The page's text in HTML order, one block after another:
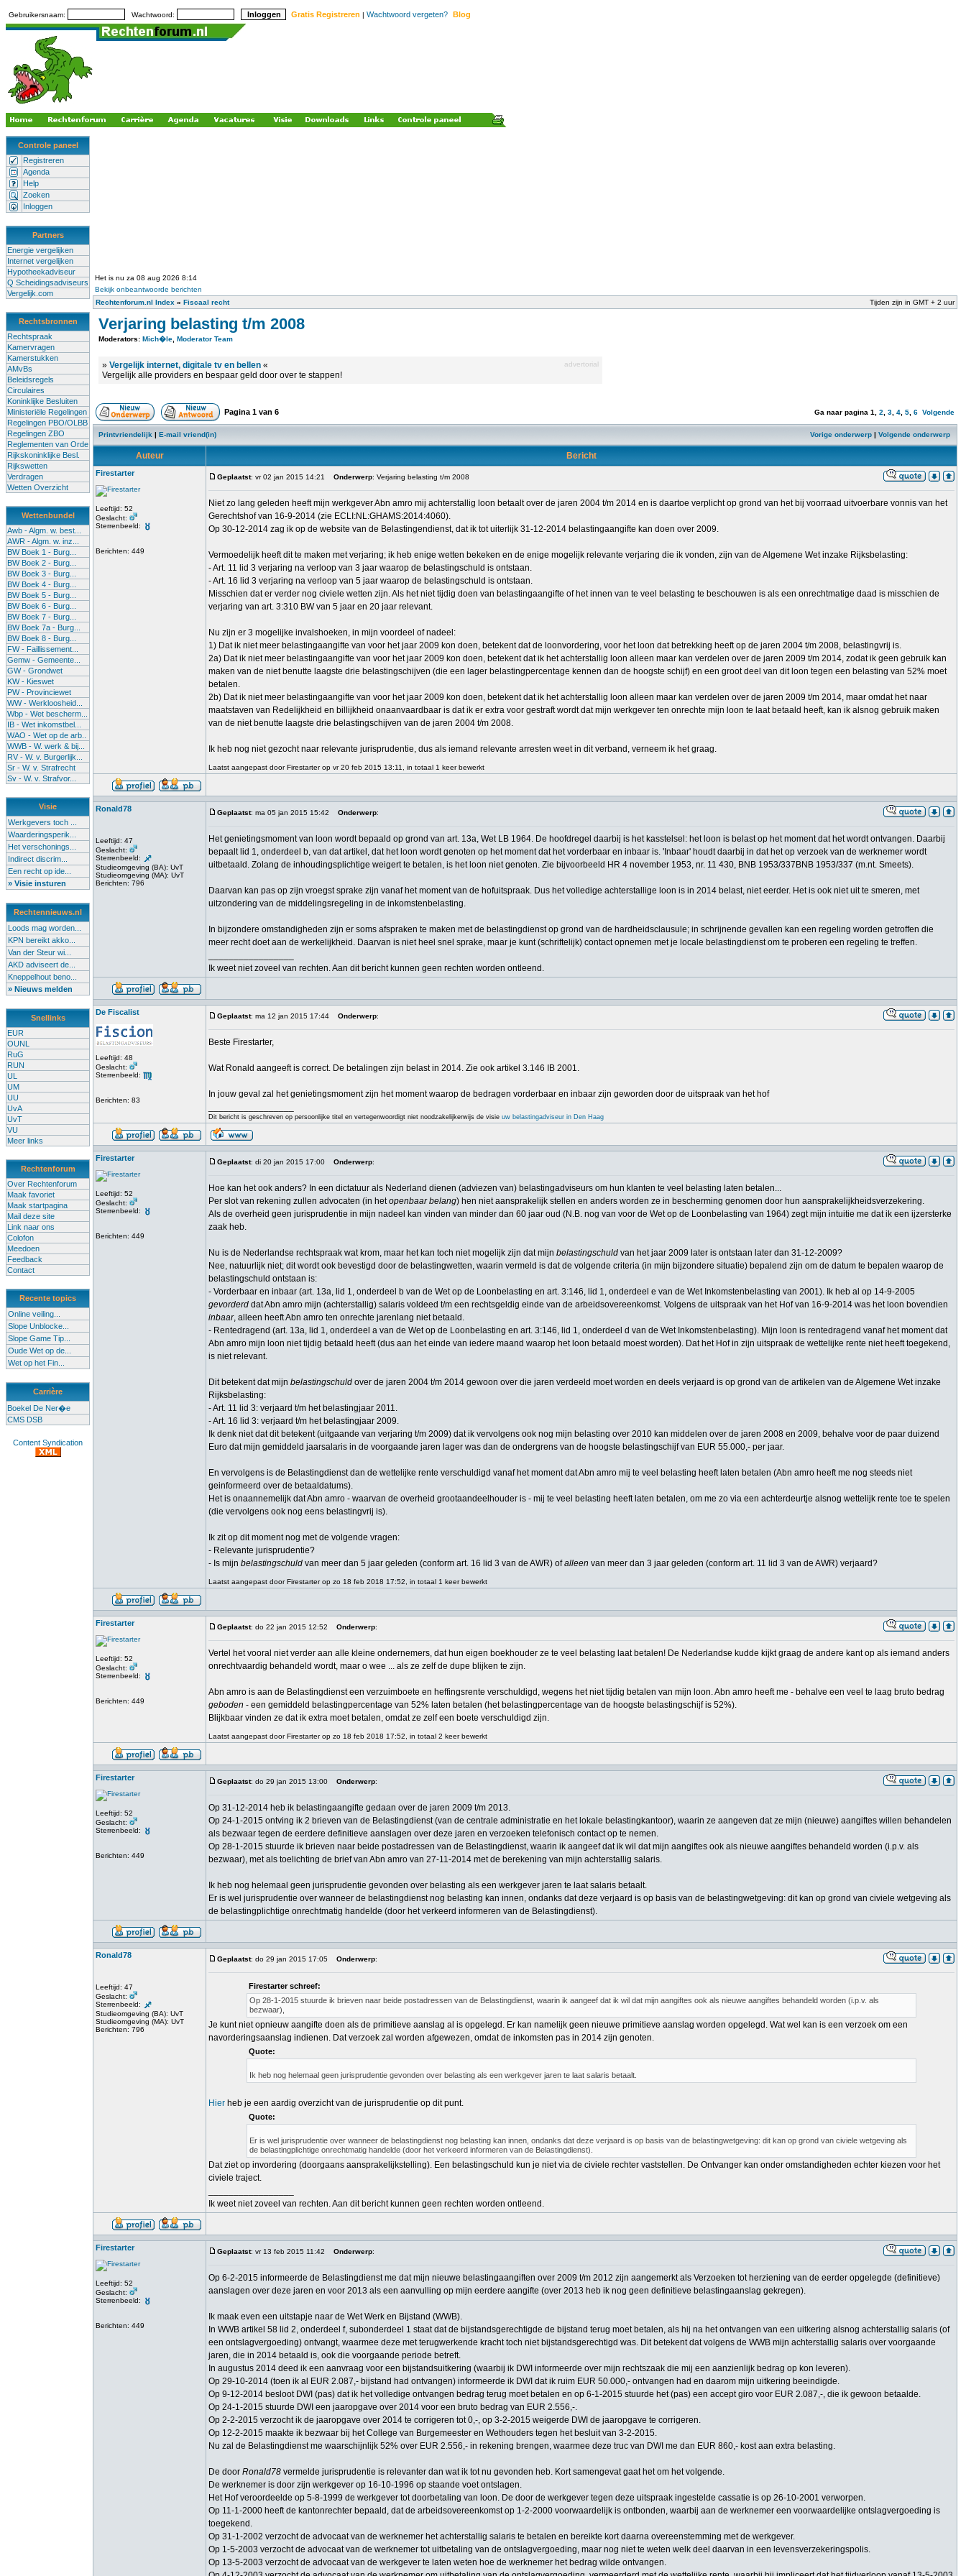
Gebruikersnaam: Wachtwoord: Gratis Registreren | Wachtwoord vergeten? Blog
Controle paneel
Registreren
Agenda
Help
Zoeken
Inloggen
Partners
Energie vergelijken
Internet vergelijken
Hypotheekadviseur
Q Scheidingsadviseurs
Vergelijk.com
Rechtsbronnen
Rechtspraak
Kamervragen
Kamerstukken
AMvBs
Beleidsregels
Circulaires
Koninklijke Besluiten
Ministeriële Regelingen
Regelingen PBO/OLBB
Regelingen ZBO
Reglementen van Orde
Rijkskoninklijke Besl.
Rijkswetten
Verdragen
Wetten Overzicht
Wettenbundel
Awb - Algm. w. best...
AWR - Algm. w. inz...
BW Boek 1 - Burg...
BW Boek 2 - Burg...
BW Boek 3 - Burg...
BW Boek 4 - Burg...
BW Boek 5 - Burg...
BW Boek 6 - Burg...
BW Boek 7 - Burg...
BW Boek 7a - Burg...
BW Boek 8 - Burg...
FW - Faillissement...
Gemw - Gemeente...
GW - Grondwet
KW - Kieswet
PW - Provinciewet
WW - Werkloosheid...
Wbp - Wet bescherm...
IB - Wet inkomstbel...
WAO - Wet op de arb..
WWB - W. werk & bij...
RV - W. v. Burgerlijk...
Sr - W. v. Strafrecht
Sv - W. v. Strafvor...
Visie
Werkgevers toch ...
Waarderingsperik...
Het verschonings...
Indirect discrim...
Een recht op ide...
» Visie insturen
Rechtennieuws.nl
Loods mag worden...
KPN bereikt akko...
Van der Steur wi...
AKD adviseert de...
Kneppelhout beno...
» Nieuws melden
Snellinks
EUR
OUNL
RuG
RUN
UL
UM
UU
UvA
UvT
VU
Meer links
Rechtenforum
Over Rechtenforum
Maak favoriet
Maak startpagina
Mail deze site
Link naar ons
Colofon
Meedoen
Feedback
Contact
Recente topics
Online veiling...
Slope Unblocke...
Slope Game Tip...
Oude Wet op de...
Wet op het Fin...
Carrière
Boekel De Ner�e
CMS DSB
Content Syndication
Het is nu za 08 aug 2026 8:14
Bekijk onbeantwoorde berichten
Rechtenforum.nl Index » Fiscaal recht Tijden zijn in GMT + 2 uur
Verjaring belasting t/m 2008
Moderators: Mich�le Moderator Team
» Vergelijk internet, digitale tv en bellen « advertorial
Vergelijk alle providers en bespaar geld door over te stappen!
Pagina 1 van 6 Ga naar pagina 1 2 3 4 5 6 Volgende
Printvriendelijk | E-mail vriend(in) Vorige onderwerp | Volgende onderwerp
Auteur Bericht
Firestarter
Leeftijd: 52
Geslacht:
Sterrenbeeld:
Berichten: 449
Geplaatst: vr 02 jan 2015 14:21 Onderwerp: Verjaring belasting t/m 2008
Niet zo lang geleden heeft mijn werkgever Abn amro mij achterstallig loon betaalt over de jaren 2004 t/m 2014 en is daartoe verplicht op grond van het bij voorraad uitvoerbare vonnis van het
Gerechtshof van 16-9-2014 (zie ECLI:NL:GHAMS:2014:4060).
Op 30-12-2014 zag ik op de website van de Belastingendienst, dat ik tot uiterlijk 31-12-2014 belastingaangifte kan doen over 2009.
Vermoedelijk heeft dit te maken met verjaring; ik heb enige wetten bekeken en de enige mogelijk relevante verjaring die ik vonden, zijn van de Algemene Wet inzake Rijksbelasting:
- Art. 11 lid 3 verjaring na verloop van 3 jaar waarop de belastingschuld is ontstaan.
- Art. 16 lid 3 verjaring na verloop van 5 jaar waarop de belastingschuld is ontstaan.
Misschien dat er verder nog civiele wetten zijn. Als het niet tijdig doen van belastingaangifte of het innen van te veel belasting te beschouwen is als een onrechtmatige daad is misschien de
verjaring van art. 3:310 BW van 5 jaar en 20 jaar relevant.
Nu zijn er 3 mogelijke invalshoeken, in mijn voordeel of nadeel:
1) Dat ik niet meer belastingaangifte van voor het jaar 2009 kon doen, betekent dat de loonvordering, voor het loon dat betrekking heeft op de jaren 2004 t/m 2008, belastingvrij is.
2a) Dat ik niet meer belastingaangifte van voor het jaar 2009 kon doen, betekent dat ik het achterstallig loon alleen maar kan verdelen over de jaren 2009 t/m 2014, zodat ik geen gebruik kan
maken van de niet benutte laagste drie belastingschijven (die een lager belastingpercentage kennen dan de hoogste schijf) en een groot deel van dit loon tegen een belasting van 52% moet
betalen.
2b) Dat ik niet meer belastingaangifte van voor het jaar 2009 kon doen, betekent dat ik het achterstallig loon alleen maar kan verdelen over de jaren 2009 t/m 2014, maar omdat het naar
maatstaven van Redelijkheid en billijkheid onaanvaardbaar is dat ik er extra voor gestraft wordt dat mijn werkgever ten onrechte mijn loon te laat betaald heeft, kan ik alsnog gebruik maken
van de niet benutte laagste drie belastingschijven van de jaren 2004 t/m 2008.
Ik heb nog niet gezocht naar relevante jurisprudentie, dus als iemand relevante arresten weet in dit verband, verneem ik het graag.
Laatst aangepast door Firestarter op vr 20 feb 2015 13:11, in totaal 1 keer bewerkt
Ronald78
Leeftijd: 47
Geslacht:
Sterrenbeeld:
Studieomgeving (BA): UvT
Studieomgeving (MA): UvT
Berichten: 796
Geplaatst: ma 05 jan 2015 15:42 Onderwerp:
Het genietingsmoment van loon wordt bepaald op grond van art. 13a, Wet LB 1964. De hoofdregel daarbij is het kasstelsel: het loon is belast op het moment dat het wordt ontvangen. Daarbij
bepaalt lid 1, onderdeel b, van dat artikel, dat het loon wordt genoten op het moment dat het vorderbaar en inbaar is. 'Inbaar' houdt daarbij in dat het op verzoek van de werknemer wordt
uitbetaald. Zolang de inhoudingsplichtige weigert te betalen, is het loon niet genoten. Zie bijvoorbeeld HR 4 november 1953, nr. 11 430, BNB 1953/337BNB 1953/337 (m.nt. Smeets).
Daarvan kan pas op zijn vroegst sprake zijn vanaf het moment van de hofuitspraak. Dus het volledige achterstallige loon is in 2014 belast, niet eerder. Het is ook niet uit te smeren, met
uitzondering van de middelingsregeling in de inkomstenbelasting.
In bijzondere omstandigheden zijn er soms afspraken te maken met de belastingdienst op grond van de hardheidsclausule; in schrijnende gevallen kan een regeling worden getroffen die
meer recht doet aan de werkelijkheid. Daarvan is niet heel snel sprake, maar je kunt (schriftelijk) contact opnemen met je locale belastingdienst om te proberen een regeling te treffen.
Ik weet niet zoveel van rechten. Aan dit bericht kunnen geen rechten worden ontleend.
De Fiscalist
Leeftijd: 48
Geslacht:
Sterrenbeeld:
Berichten: 83
Geplaatst: ma 12 jan 2015 17:44 Onderwerp:
Beste Firestarter,
Wat Ronald aangeeft is correct. De betalingen zijn belast in 2014. Zie ook artikel 3.146 IB 2001.
In jouw geval zal het genietingsmoment zijn het moment waarop de bedragen vorderbaar en inbaar zijn geworden door de uitspraak van het hof
Dit bericht is geschreven op persoonlijke titel en vertegenwoordigt niet noodzakelijkerwijs de visie uw belastingadviseur in Den Haag
Firestarter
Leeftijd: 52
Geslacht:
Sterrenbeeld:
Berichten: 449
Geplaatst: di 20 jan 2015 17:00 Onderwerp:
Hoe kan het ook anders? In een dictatuur als Nederland dienen (adviezen van) belastingadviseurs om hun klanten te veel belasting laten betalen...
Per slot van rekening zullen advocaten (in hetopenbaar belang) hen niet aansprakelijk stellen en anders worden ze in bescherming genomen door hun aansprakelijkheidsverzekering.
Als de overheid geen jurisprudentie in mijn nadeel kan vinden van minder dan 60 jaar oud (N.B. nog van voor de Wet op de Loonbelasting van 1964) zegt mijn intuitie me dat ik een ijzersterke
zaak heb.
Nu is de Nederlandse rechtspraak wat krom, maar het kan toch niet mogelijk zijn dat mijn belastingschuld van het jaar 2009 later is ontstaan later dan 31-12-2009?
Nee, natuurlijk niet; dit wordt ook bevestigd door de belastingwetten, waarin vermeld is dat de volgende criteria (in mijn bijzondere situatie) bepalend zijn om de datum te bepalen waarop de
belastingschuld ontstaan is:
- Vorderbaar en inbaar (art. 13a, lid 1, onderdeel b van de Wet op de Loonbelasting en art. 3:146, lid 1, onderdeel e van de Wet Inkomstenbelasting van 2001). Ik heb al op 14-9-2005
gevorderd dat Abn amro mijn (achterstallig) salaris voldeed t/m een rechtsgeldig einde van de arbeidsovereenkomst. Volgens de uitspraak van het Hof van 16-9-2014 was het loon bovendien
inbaar, alleen heeft Abn amro ten onrechte jarenlang niet betaald.
- Rentedragend (art. 13a, lid 1, onderdeel a van de Wet op de Loonbelasting en art. 3:146, lid 1, onderdeel d van de Wet Inkomstenbelasting). Mijn loon is rentedragend vanaf het moment dat
Abn amro mijn loon niet tijdig betaald heeft (dus aan het einde van iedere maand waarop het loon betaald moest worden). Dat het Hof in zijn uitspraak de wettelijke rente niet heeft toegekend,
is niet relevant.
Dit betekent dat mijn belastingschuld over de jaren 2004 t/m 2014 gewoon over die jaren verdeeld moet worden en deels verjaard is op grond van de artikelen van de Algemene Wet inzake
Rijksbelasting:
- Art. 11 lid 3: verjaard t/m het belastingjaar 2011.
- Art. 16 lid 3: verjaard t/m het belastingjaar 2009.
Ik denk niet dat dit betekent (uitgaande van verjaring t/m 2009) dat ik vervolgens ook nog mijn belasting over 2010 kan middelen over de jaren 2008 en 2009, behalve voor de paar duizend
Euro dat mijn gemiddeld jaarsalaris in de voorgaande jaren lager was dan de ondergrens van de hoogste belastingschijf van EUR 55.000,- per jaar.
En vervolgens is de Belastingdienst dan de wettelijke rente verschuldigd vanaf het moment dat Abn amro mij te veel belasting heeft laten betalen (Abn amro heeft me nog steeds niet
geinformeerd over de betaaldatums).
Het is onaannemelijk dat Abn amro - waarvan de overheid grootaandeelhouder is - mij te veel belasting heeft laten betalen, om me zo via een achterdeurtje alsnog wettelijk rente toe te spelen
(die vervolgens ook nog eens belastingvrij is).
Ik zit op dit moment nog met de volgende vragen:
- Relevante jurisprudentie?
- Is mijn belastingschuld van meer dan 5 jaar geleden (conform art. 16 lid 3 van de AWR) ofalleen van meer dan 3 jaar geleden (conform art. 11 lid 3 van de AWR) verjaard?
Laatst aangepast door Firestarter op zo 18 feb 2018 17:52, in totaal 1 keer bewerkt
Firestarter
Leeftijd: 52
Geslacht:
Sterrenbeeld:
Berichten: 449
Geplaatst: do 22 jan 2015 12:52 Onderwerp:
Vertel het vooral niet verder aan alle kleine ondernemers, dat hun eigen boekhouder ze te veel belasting laat betalen! De Nederlandse kudde kijkt graag de andere kant op als iemand anders
onrechtvaardig behandeld wordt, maar o wee ... als ze zelf de dupe blijken te zijn.
Abn amro is aan de Belastingdienst een verzuimboete en heffingsrente verschuldigd, wegens het niet tijdig betalen van mijn loon. Abn amro heeft me - behalve een veel te laag bruto bedrag
geboden - een gemiddeld belastingpercentage van 52% laten betalen (het belastingpercentage van de hoogste belastingschijf is 52%).
Blijkbaar vinden ze dat ik extra moet betalen, omdat ze zelf een boete verschuldigd zijn.
Laatst aangepast door Firestarter op zo 18 feb 2018 17:52, in totaal 2 keer bewerkt
Firestarter
Leeftijd: 52
Geslacht:
Sterrenbeeld:
Berichten: 449
Geplaatst: do 29 jan 2015 13:00 Onderwerp:
Op 31-12-2014 heb ik belastingaangifte gedaan over de jaren 2009 t/m 2013.
Op 24-1-2015 ontving ik 2 brieven van de Belastingdienst (van de centrale administratie en het lokale belastingkantoor), waarin ze aangeven dat ze mijn (nieuwe) aangiftes willen behandelen
als bezwaar tegen de eerdere definitieve aanslagen over deze jaren en verzoeken telefonisch contact op te nemen.
Op 28-1-2015 stuurde ik brieven naar beide postadressen van de Belastingdienst, waarin ik aangeef dat ik wil dat mijn aangiftes ook als nieuwe aangiftes behandeld worden (i.p.v. als
bezwaar), met als toelichting de brief van Abn amro van 27-11-2014 met de berekening van mijn achterstallig salaris.
Ik heb nog helemaal geen jurisprudentie gevonden over belasting als een werkgever jaren te laat salaris betaalt.
Er is wel jurisprudentie over wanneer de belastingdienst nog belasting kan innen, ondanks dat deze verjaard is op basis van de belastingwetgeving: dit kan op grond van civiele wetgeving als
de belastingplichtige onrechtmatig handelde (door het verkeerd informeren van de Belastingdienst).
Ronald78
Leeftijd: 47
Geslacht:
Sterrenbeeld:
Studieomgeving (BA): UvT
Studieomgeving (MA): UvT
Berichten: 796
Geplaatst: do 29 jan 2015 17:05 Onderwerp:
Firestarter schreef:
Op 28-1-2015 stuurde ik brieven naar beide postadressen van de Belastingdienst, waarin ik aangeef dat ik wil dat mijn aangiftes ook als nieuwe aangiftes behandeld worden (i.p.v. als
bezwaar),
Je kunt niet opnieuw aangifte doen als de primitieve aanslag al is opgelegd. Er kan namelijk geen nieuwe primitieve aanslag worden opgelegd. Wat wel kan is een verzoek om een
navorderingsaanslag indienen. Dat verzoek zal worden afgewezen, omdat de inkomsten pas in 2014 zijn genoten.
Quote:
Ik heb nog helemaal geen jurisprudentie gevonden over belasting als een werkgever jaren te laat salaris betaalt.
Hier heb je een aardig overzicht van de jurisprudentie op dit punt.
Quote:
Er is wel jurisprudentie over wanneer de belastingdienst nog belasting kan innen, ondanks dat deze verjaard is op basis van de belastingwetgeving: dit kan op grond van civiele wetgeving als
de belastingplichtige onrechtmatig handelde (door het verkeerd informeren van de Belastingdienst).
Dat ziet op invordering (doorgaans aansprakelijkstelling). Een belastingschuld kun je niet via de civiele rechter vaststellen. De Ontvanger kan onder omstandigheden echter kiezen voor het
civiele traject.
Ik weet niet zoveel van rechten. Aan dit bericht kunnen geen rechten worden ontleend.
Firestarter
Leeftijd: 52
Geslacht:
Sterrenbeeld:
Berichten: 449
Geplaatst: vr 13 feb 2015 11:42 Onderwerp:
Op 6-2-2015 informeerde de Belastingdienst me dat mijn nieuwe belastingaangiften over 2009 t/m 2012 zijn aangemerkt als Verzoeken tot herziening van de eerder opgelegde (definitieve)
aanslagen over deze jaren en voor 2013 als een aanvulling op mijn eerdere aangifte (over 2013 heb ik nog geen definitieve belastingaanslag gekregen).
Ik maak even een uitstapje naar de Wet Werk en Bijstand (WWB).
In WWB artikel 58 lid 2, onderdeel f, subonderdeel 1 staat dat de bijstandsgerechtigde de bijstand terug moet betalen, als hij na het ontvangen van een uitkering alsnog achterstallig salaris (of
een ontslagvergoeding) ontvangt, waarmee deze met terugwerkende kracht toch niet bijstandsgerechtigd was. Dit betekent dat volgens de WWB mijn achterstallig salaris over voorgaande
jaren, die in 2014 betaald is, ook die voorgaande periode betreft.
In augustus 2014 deed ik een aanvraag voor een bijstandsuitkering (waarbij ik DWI informeerde over mijn rechtszaak die mij een aanzienlijk bedrag op kon leveren).
Op 29-10-2014 (toen ik al EUR 2.087,- bijstand had ontvangen) informeerde ik DWI dat ik ruim EUR 50.000,- ontvangen had en daarom mijn uitkering beeindigde.
Op 9-12-2014 besloot DWI (pas) dat ik het volledige ontvangen bedrag terug moet betalen en op 6-1-2015 stuurde het (pas) een accept giro voor EUR 2.087,-, die ik gewoon betaalde.
Op 24-1-2015 stuurde DWI een jaaropgave over 2014 voor een bruto bedrag van EUR 2.556,-.
Op 2-2-2015 verzocht ik de jaaropgave over 2014 te corrigeren tot 0,-, op 3-2-2015 weigerde DWI de jaaropgave te corrigeren.
Op 12-2-2015 maakte ik bezwaar bij het College van Burgemeester en Wethouders tegen het besluit van 3-2-2015.
Nu zal de Belastingdienst me waarschijnlijk 52% over EUR 2.556,- in rekening brengen, waarmee deze truc van DWI me dan EUR 860,- kost aan extra belasting.
De door Ronald78 vermelde jurisprudentie is relevanter dan wat ik tot nu gevonden heb. Kort samengevat gaat het om het volgende.
De werknemer is door zijn werkgever op 16-10-1996 op staande voet ontslagen.
Het Hof veroordeelde op 5-8-1999 de werkgever tot doorbetaling van loon. De door de werkgever tegen deze uitspraak ingestelde cassatie is op 26-10-2001 verworpen.
Op 11-1-2000 heeft de kantonrechter bepaald, dat de arbeidsovereenkomst op 1-2-2000 voorwaardelijk is ontbonden, waarbij aan de werknemer een voorwaardelijke ontslagvergoeding is
toegekend.
Op 31-1-2002 verzocht de advocaat van de werknemer het achterstallig salaris te betalen en bereikte kort daarna overeenstemming met de werkgever.
Op 1-5-2003 verzocht de advocaat van de werknemer tot uitbetaling van de ontslagvergoeding, maar nog niet te weten welk deel daarvan in een levensverzekeringspolis.
Op 13-5-2003 verzocht de advocaat van de werkgever te laten weten hoe de werknemer het bedrag wilde ontvangen.